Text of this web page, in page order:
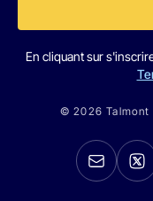
En cliquant sur
© 2026 Talmont